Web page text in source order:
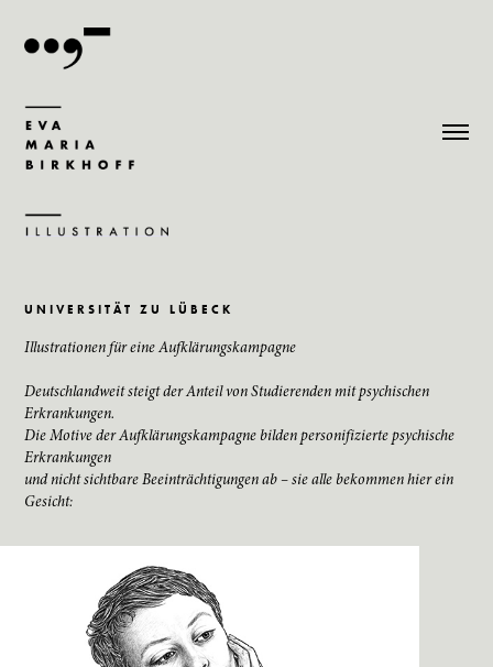
U N I V E R S I T Ä T   Z U   L Ü B E C K
Illustrationen für eine Aufklärungskampagne
Deutschlandweit steigt der Anteil von Studierenden mit psychischen
Erkrankungen.
Die Motive der Aufklärungskampagne bilden personifizierte psychische
Erkrankungen
und nicht sichtbare Beeinträchtigungen ab – sie alle bekommen hier ein
Gesicht: